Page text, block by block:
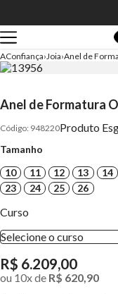
AConfiança Joia Anel de
Anel de Formatura
948220Produto
Tamanho
10
11 12 13 14
23
24 25 26
Curso
Selecione o curso
R$ 6.209,00
ou 10xde R$ 620,90